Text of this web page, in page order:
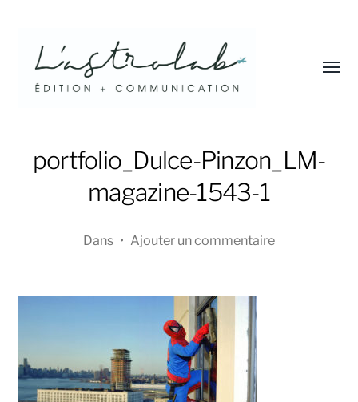
portfolio_Dulce-Pinzon_LM-
magazine-1543-1
Dans • Ajouter un commentaire